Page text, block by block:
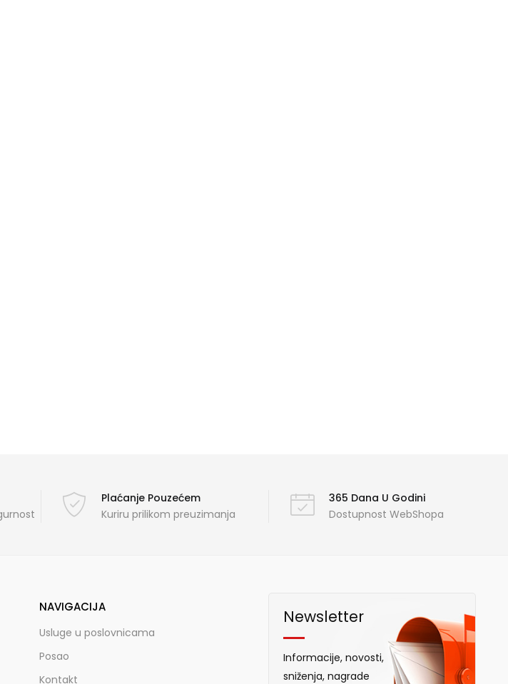
Plaćanje Pouzećem
Kuriru prilikom preuzimanja
365 Dana U Godini
Dostupnost WebShopa
NAVIGACIJA
Usluge u poslovnicama
Posao
Kontakt
Newsletter
Informacije, novosti,
sniženja, nagrade